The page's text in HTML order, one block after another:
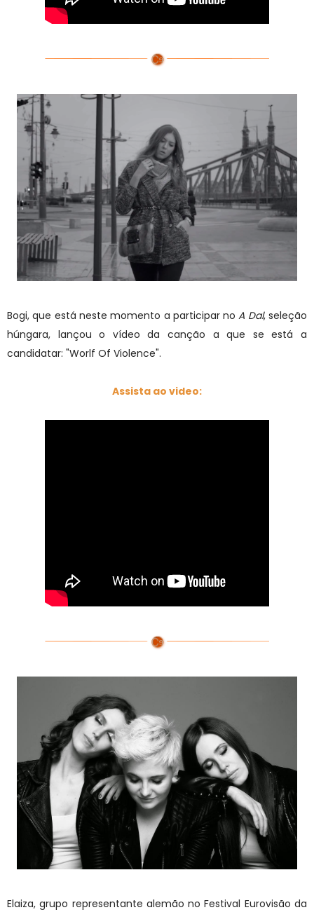
Bogi, que está neste momento a participar noA Dal, seleção
húngara, lançou o vídeo da canção a que se está a
candidatar: "Worlf Of Violence".
Assista ao video:
Elaiza, grupo representante alemão no Festival Eurovisão da